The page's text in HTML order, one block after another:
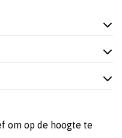
om op de hoogte te